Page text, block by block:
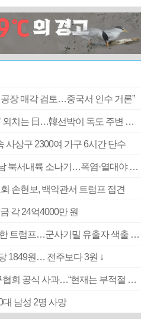
장 매각 검토…중국서 인수 거론”
[속보] 여전히 ‘독도는 우리땅’ 외치는 日…韓선박이 독도 주변 해양조사 활동하자 반발
사상구 2300여 가구 6시간 단수
부산 울산 경남 구름 많고 경남 북서내륙 소나기…폭염·열대야 계속
손현보, 백악관서 트럼프 접견
각 24억4000만 원
‘탄약 부족 사태’ 보도에 격노한 트럼프…군사기밀 유출자 색출 지시
1849원… 전주보다 3원 ↓
[속보] ‘심판 성접대’ 논란 축구협회 공식 사과…“현재는 부적절 행위 없어”
남성 2명 사망